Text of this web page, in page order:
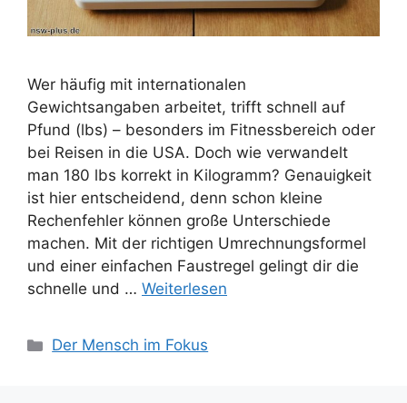
Wer häufig mit internationalen
Gewichtsangaben arbeitet, trifft schnell auf
Pfund (lbs) – besonders im Fitnessbereich oder
bei Reisen in die USA. Doch wie verwandelt
man 180 lbs korrekt in Kilogramm? Genauigkeit
ist hier entscheidend, denn schon kleine
Rechenfehler können große Unterschiede
machen. Mit der richtigen Umrechnungsformel
und einer einfachen Faustregel gelingt dir die
schnelle und … Weiterlesen
Kategorien
Der Mensch im Fokus